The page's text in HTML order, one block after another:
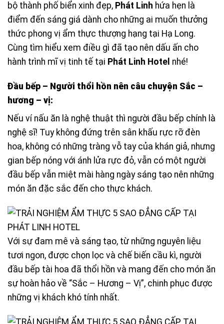
bộ thành phố biển xinh đẹp, Phát Linh hứa hẹn là
điểm đến sáng giá dành cho những ai muốn thưởng
thức phong vị ẩm thực thượng hạng tại Hạ Long.
Cùng tìm hiểu xem điều gì đã tạo nên dấu ấn cho
hành trình mĩ vị tinh tế tại Phát Linh Hotel nhé!
Đầu bếp – Người thổi hồn nên câu chuyện Sắc –
hương – vị:
Nếu ví nấu ăn là nghệ thuật thì người đầu bếp chính là
nghệ sĩ! Tuy không đứng trên sân khấu rực rỡ đèn
hoa, không có những tràng vỗ tay của khán giả, nhưng
gian bếp nóng với ánh lửa rực đỏ, vẫn có một người
đầu bếp vẫn miệt mài hàng ngày sáng tạo nên những
món ăn đặc sắc đến cho thực khách.
Với sự đam mê và sáng tạo, từ những nguyên liệu
tươi ngon, được chọn lọc và chế biến cầu kì, người
đầu bếp tài hoa đã thổi hồn và mang đến cho món ăn
sự hoàn hảo về “Sắc – Hương – Vị”, chinh phục được
những vị khách khó tính nhất.